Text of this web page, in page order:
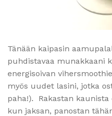
Tänään kaipasin
puhdistavaa munakkaani
energisoivan
myös uudet lasini, jotka
paha!). Rakastan kaunista
kun jaksan, panostan